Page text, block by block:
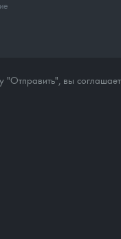
"Отправить", вы